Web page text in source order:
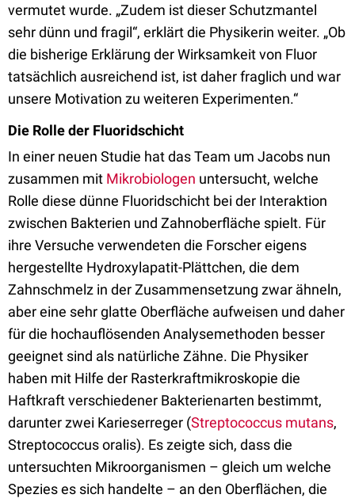
vermutet wurde. „Zudem ist dieser Schutzmantel
sehr dünn und fragil“, erklärt die Physikerin weiter. „Ob
die bisherige Erklärung der Wirksamkeit von Fluor
tatsächlich ausreichend ist, ist daher fraglich und war
unsere Motivation zu weiteren Experimenten.“
Die Rolle der Fluoridschicht
In einer neuen Studie hat das Team um Jacobs nun
zusammen mit Mikrobiologen untersucht, welche
Rolle diese dünne Fluoridschicht bei der Interaktion
zwischen Bakterien und Zahnoberfläche spielt. Für
ihre Versuche verwendeten die Forscher eigens
hergestellte Hydroxylapatit-Plättchen, die dem
Zahnschmelz in der Zusammensetzung zwar ähneln,
aber eine sehr glatte Oberfläche aufweisen und daher
für die hochauflösenden Analysemethoden besser
geeignet sind als natürliche Zähne. Die Physiker
haben mit Hilfe der Rasterkraftmikroskopie die
Haftkraft verschiedener Bakterienarten bestimmt,
darunter zwei Karieserreger (Streptococcus mutans,
Streptococcus oralis). Es zeigte sich, dass die
untersuchten Mikroorganismen – gleich um welche
Spezies es sich handelte – an den Oberflächen, die